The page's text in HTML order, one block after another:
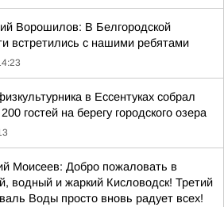
Ворошилов: В Белгородской
встретились с нашими ребятами
в Ессентуках собрал
гостей на берегу городского озера
Моисеев: Добро пожаловать в
водный и жаркий Кисловодск! Третий
Воды просто вновь радует всех!